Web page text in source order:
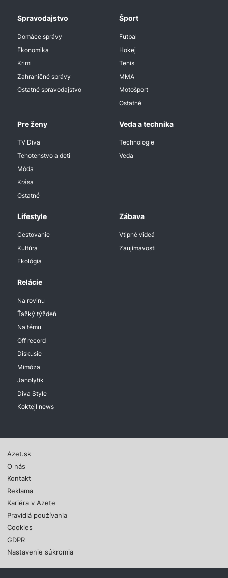
Spravodajstvo
Domáce správy
Ekonomika
Krimi
Zahraničné správy
Ostatné spravodajstvo
Šport
Futbal
Hokej
Tenis
MMA
Motošport
Ostatné
Pre ženy
TV Diva
Tehotenstvo a deti
Móda
Krása
Ostatné
Veda a technika
Technologie
Veda
Lifestyle
Cestovanie
Kultúra
Ekológia
Zábava
Vtipné videá
Zaujímavosti
Relácie
Na rovinu
Ťažký týždeň
Na tému
Off record
Diskusie
Mimóza
Janolytik
Diva Style
Koktejl news
Azet.sk
O nás
Kontakt
Reklama
Kariéra v Azete
Pravidlá používania
Cookies
GDPR
Nastavenie súkromia